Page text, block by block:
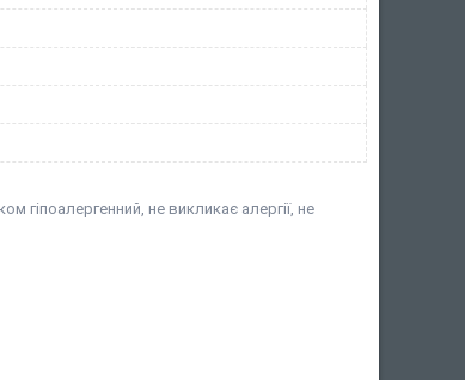
гіпоалергенний, не викликає алергії, не